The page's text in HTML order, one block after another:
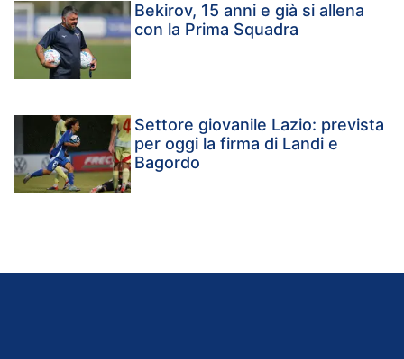
Bekirov, 15 anni e già si allena
con la Prima Squadra
Settore giovanile Lazio: prevista
per oggi la firma di Landi e
Bagordo